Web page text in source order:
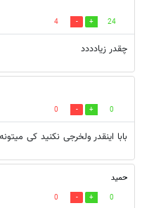
24
4
چقدر زیادددد
0
0
بابا اینقدر ولخرجی نکنید کی
حمید
0
0